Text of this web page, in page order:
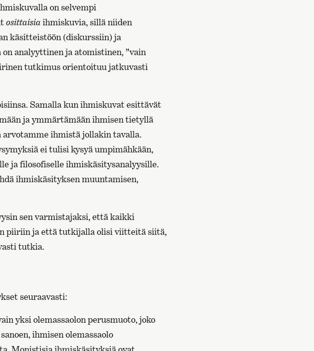
on selvempi
osittaisiaihmiskuvia, sillä niiden
käsitteistöön (diskurssiin) ja
analyyttinen ja atomistinen, ”vain
tutkimus orientoituu jatkuvasti
Samalla kun ihmiskuvat esittävät
ja ymmärtämään ihmisen tietyllä
ihmistä jollakin tavalla.
ei tulisi kysyä umpimähkään,
ja filosofiselle ihmiskäsitysanalyysille.
ihmiskäsityksen muuntamisen,
sen varmistajaksi, että kaikki
piiriin ja että tutkijalla olisi viitteitä siitä,
tutkia.
seuraavasti:
yksi olemassaolon perusmuoto, joko
ihmisen olemassaolo